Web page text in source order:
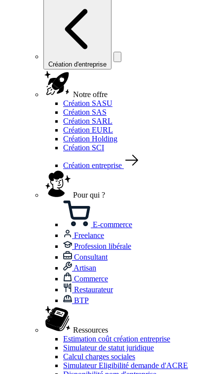
Création d'entreprise
Notre offre
Création SASU
Création SAS
Création SARL
Création EURL
Création Holding
Création SCI
Création entreprise
Pour qui ?
E-commerce
Freelance
Profession libérale
Consultant
Artisan
Commerce
Restaurateur
BTP
Ressources
Estimation coût création entreprise
Simulateur de statut juridique
Calcul charges sociales
Simulateur Eligibilité demande d'ACRE